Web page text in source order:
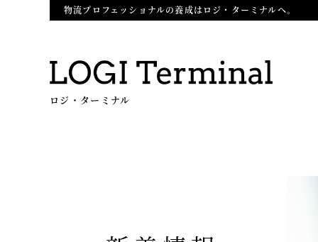
物流プロフェッショナルの養成はロジ・ターミナルへ。
ロジ・ターミナル